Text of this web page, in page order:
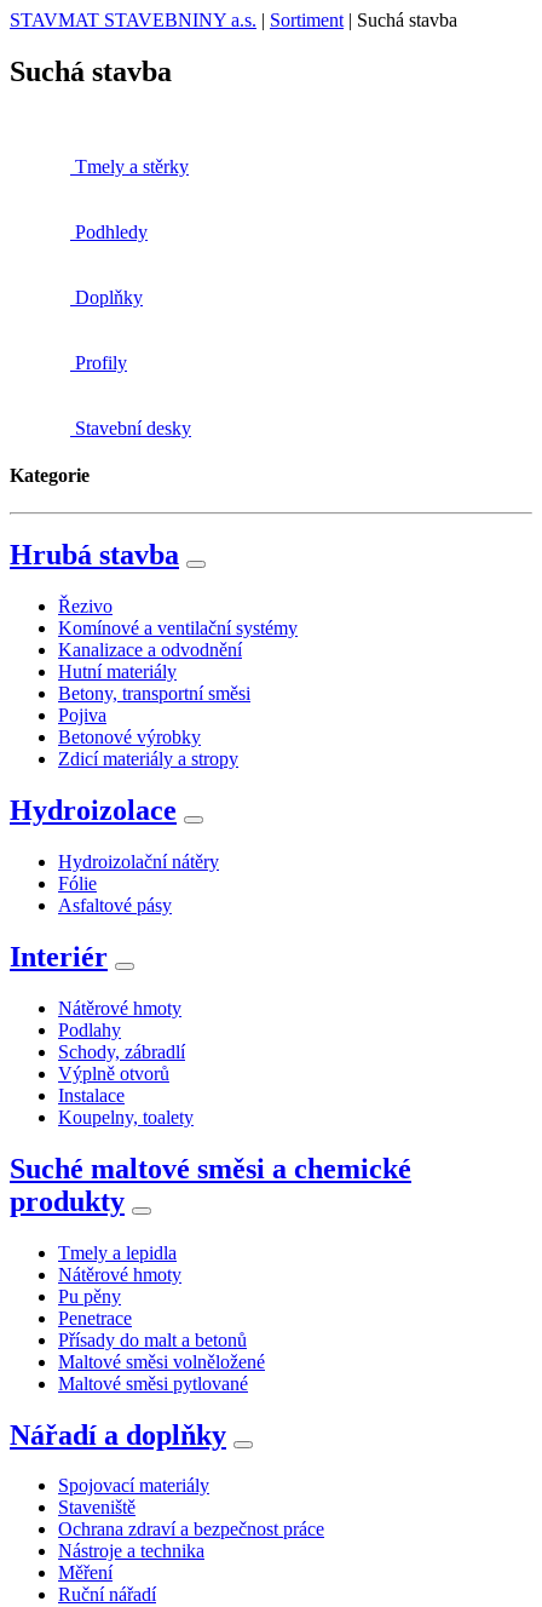
STAVMAT STAVEBNINY a.s. | Sortiment | Suchá stavba
Suchá stavba
Tmely a stěrky
Podhledy
Doplňky
Profily
Stavební desky
Kategorie
Hrubá stavba
Řezivo
Komínové a ventilační systémy
Kanalizace a odvodnění
Hutní materiály
Betony, transportní směsi
Pojiva
Betonové výrobky
Zdicí materiály a stropy
Hydroizolace
Hydroizolační nátěry
Fólie
Asfaltové pásy
Interiér
Nátěrové hmoty
Podlahy
Schody, zábradlí
Výplně otvorů
Instalace
Koupelny, toalety
Suché maltové směsi a chemické
produkty
Tmely a lepidla
Nátěrové hmoty
Pu pěny
Penetrace
Přísady do malt a betonů
Maltové směsi volněložené
Maltové směsi pytlované
Nářadí a doplňky
Spojovací materiály
Staveniště
Ochrana zdraví a bezpečnost práce
Nástroje a technika
Měření
Ruční nářadí